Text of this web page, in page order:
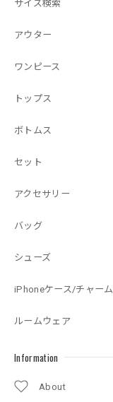
サイズ検索
アウター
ワンピース
トップス
ボトムス
セット
アクセサリー
バッグ
シューズ
iPhoneケース/チャーム
ルームウェア
Information
About